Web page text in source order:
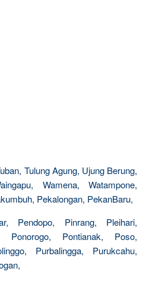
Tulung Agung, Ujung Berung,
Wamena, Watampone,
Pekalongan, PekanBaru,
Pendopo, Pinrang, Pleihari,
Ponorogo, Pontianak, Poso,
Purbalingga, Purukcahu,